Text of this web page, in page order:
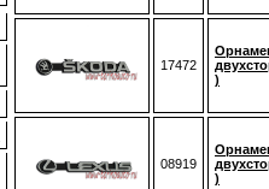
17472
)
08919
)